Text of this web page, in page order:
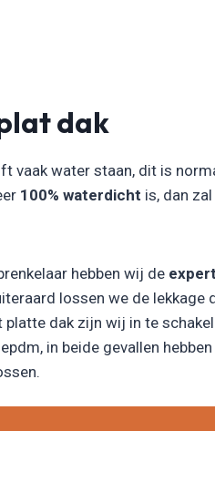
dak
vaak water staan, dit is
100% waterdicht is, dan
hebben wij de
lossen we de lekkage
platte dak zijn wij in te
in beide gevallen